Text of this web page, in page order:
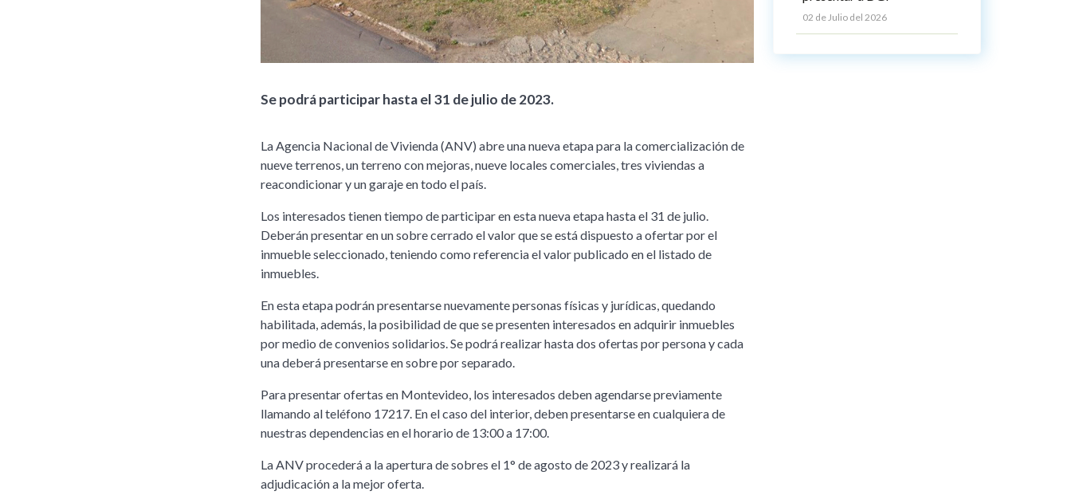
Se podrá participar hasta el 31 de julio de 2023.
La Agencia Nacional de Vivienda (ANV) abre una nueva etapa para la comercialización de
nueve terrenos, un terreno con mejoras, nueve locales comerciales, tres viviendas a
reacondicionar y un garaje en todo el país.
Los interesados tienen tiempo de participar en esta nueva etapa hasta el 31 de julio.
Deberán presentar en un sobre cerrado el valor que se está dispuesto a ofertar por el
inmueble seleccionado, teniendo como referencia el valor publicado en el listado de
inmuebles.
En esta etapa podrán presentarse nuevamente personas físicas y jurídicas, quedando
habilitada, además, la posibilidad de que se presenten interesados en adquirir inmuebles
por medio de convenios solidarios. Se podrá realizar hasta dos ofertas por persona y cada
una deberá presentarse en sobre por separado.
Para presentar ofertas en Montevideo, los interesados deben agendarse previamente
llamando al teléfono 17217. En el caso del interior, deben presentarse en cualquiera de
nuestras dependencias en el horario de 13:00 a 17:00.
La ANV procederá a la apertura de sobres el 1° de agosto de 2023 y realizará la
adjudicación a la mejor oferta.
02 de Julio del 2026